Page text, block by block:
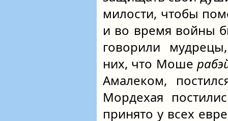
милости, чтобы
и во время войны
говорили
них, что Моше
Амалеком,
Мордехая
принято у всех